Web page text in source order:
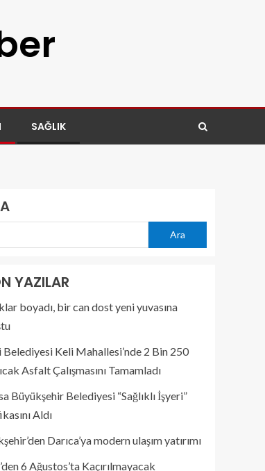
SAĞLIK
Ara
YAZILAR
boyadı, bir can dost yeni yuvasına
Belediyesi Keli Mahallesi’nde 2 Bin 250
Asfalt Çalışmasını Tamamladı
Büyükşehir Belediyesi “Sağlıklı İşyeri”
Aldı
Darıca’ya modern ulaşım yatırımı
6 Ağustos’ta Kaçırılmayacak